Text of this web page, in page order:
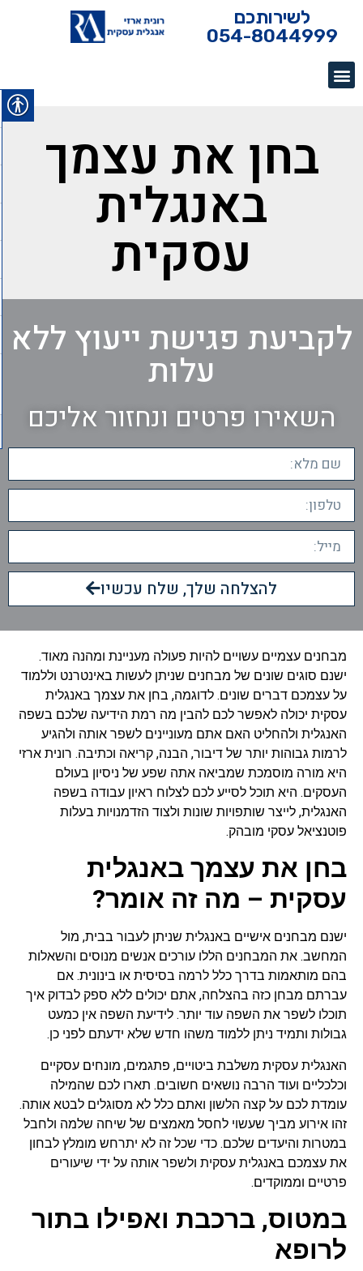
לשירותכם
054-8044999
בחן את עצמך
באנגלית
עסקית
לקביעת פגישת ייעוץ ללא
עלות
השאירו פרטים ונחזור אליכם
להצלחה שלך, שלח עכשיו
מבחנים עצמיים עשויים להיות פעולה מעניינת ומהנה מאוד.
ישנם סוגים שונים של מבחנים שניתן לעשות באינטרנט וללמוד
על עצמכם דברים שונים. לדוגמה, בחן את עצמך באנגלית
עסקית יכולה לאפשר לכם להבין מה רמת הידיעה שלכם בשפה
האנגלית ולהחליט האם אתם מעוניינים לשפר אותה ולהגיע
לרמות גבוהות יותר של דיבור, הבנה, קריאה וכתיבה. רונית ארזי
היא מורה מוסמכת שמביאה אתה שפע של ניסיון בעולם
העסקים. היא תוכל לסייע לכם לצלוח ראיון עבודה בשפה
האנגלית, לייצר שותפויות שונות ולצוד הזדמנויות בעלות
פוטנציאל עסקי מובהק.
בחן את עצמך באנגלית
עסקית – מה זה אומר?
ישנם מבחנים אישיים באנגלית שניתן לעבור בבית, מול
המחשב. את המבחנים הללו עורכים אנשים מנוסים והשאלות
בהם מותאמות בדרך כלל לרמה בסיסית או בינונית. אם
עברתם מבחן כזה בהצלחה, אתם יכולים ללא ספק לבדוק איך
תוכלו לשפר את השפה עוד יותר. לידיעת השפה אין כמעט
גבולות ותמיד ניתן ללמוד משהו חדש שלא ידעתם לפני כן.
האנגלית עסקית משלבת ביטויים, פתגמים, מונחים עסקיים
וכלכליים ועוד הרבה נושאים חשובים. תארו לכם שהמילה
עומדת לכם על קצה הלשון ואתם כלל לא מסוגלים לבטא אותה.
זהו אירוע מביך שעשוי לחסל מאמצים של שיחה שלמה ולחבל
במטרות והיעדים שלכם. כדי שכל זה לא יתרחש מומלץ לבחון
את עצמכם באנגלית עסקית ולשפר אותה על ידי שיעורים
פרטיים וממוקדים.
במטוס, ברכבת ואפילו בתור
לרופא